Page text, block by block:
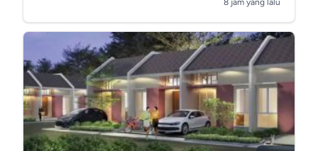
8 jam yang lalu